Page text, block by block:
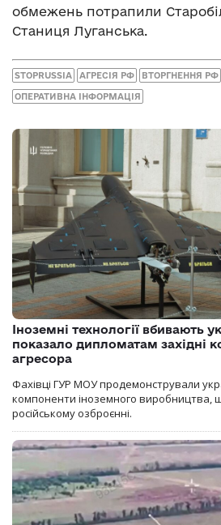
обмежень потрапили
Станиця Луганська.
STOPRUSSIA АГРЕСІЯ РФ ВТОРГНЕННЯ РФ
ОПЕРАТИВНА ІНФОРМАЦІЯ
Іноземні технології вбивають
показало дипломатам західні
агресора
Фахівці ГУР МОУ продемонстрували
компоненти іноземного виробництва,
російському озброєнні.